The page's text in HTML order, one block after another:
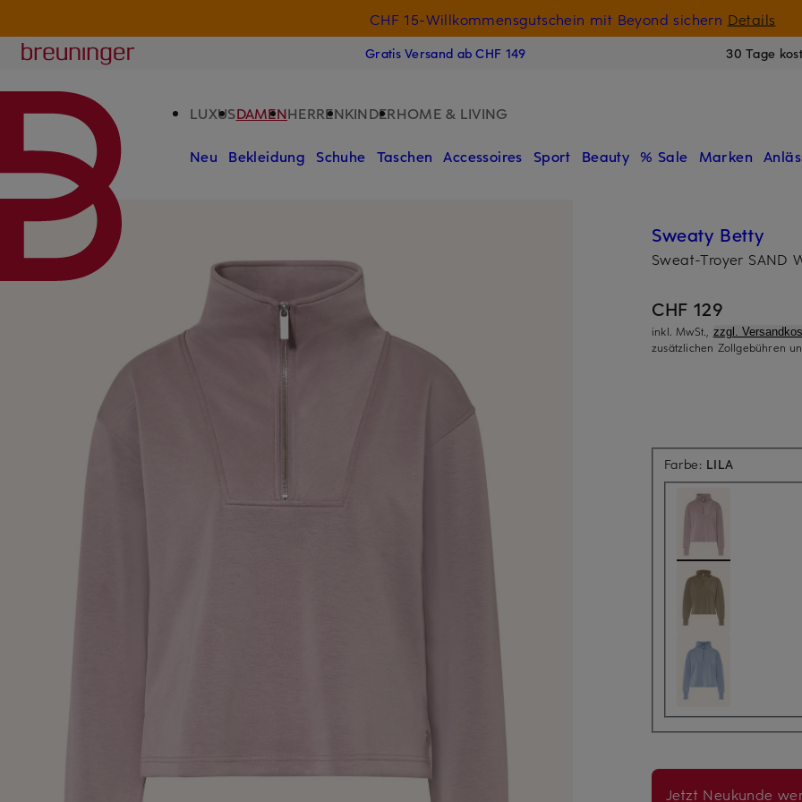
CHF 15-Willkommensgutschein mit Beyond sichern Details
Breuninger
Gratis Versand ab CHF 149 30 Tage
LUXUSDAMENHERRENKINDERHOME & LIVING
Neu Bekleidung Schuhe Taschen Accessoires Sport Beauty % Sale Marken
Sweaty Betty
Sweat-Troyer SAND
CHF 129
inkl. MwSt., zzgl.
zusätzlichen Zollgebühren
Farbe: LILA
Jetzt Neukunde